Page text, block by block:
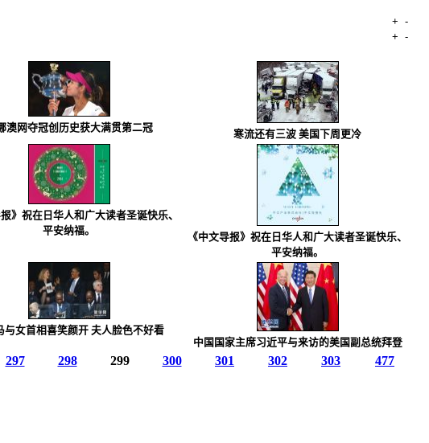
+ -
+ -
澳网夺冠创历史获大满贯第二冠
寒流还有三波 美国下周更冷
报》祝在日华人和广大读者圣诞快乐、
平安纳福。
《中文导报》祝在日华人和广大读者圣诞快乐、
平安纳福。
与女首相喜笑颜开 夫人脸色不好看
中国国家主席习近平与来访的美国副总统拜登
297 298 299 300 301 302 303 477